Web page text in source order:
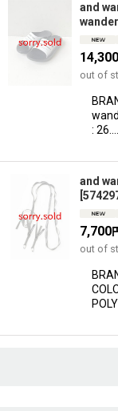
and
14,300
out of
: 26.…
and
7,700
out of